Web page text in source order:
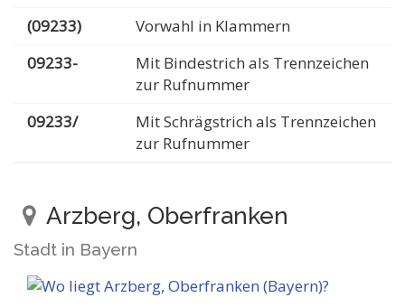
(09233)
Vorwahl in Klammern
09233-
Mit Bindestrich als Trennzeichen
zur Rufnummer
09233/
Mit Schrägstrich als Trennzeichen
zur Rufnummer
Arzberg, Oberfranken
Stadt in Bayern